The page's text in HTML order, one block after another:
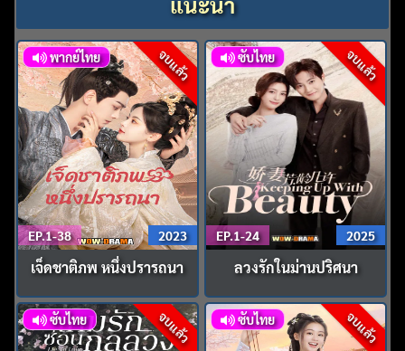
จบแล้ว
พากย์ไทย
EP.1-38 2023
เจ็ดชาติภพ หนึ่งปรารถนา
จบแล้ว
ซับไทย
EP.1-24 2025
ลวงรักในม่านปริศนา
จบแล้ว
ซับไทย จบแล้ว
ซับไทย